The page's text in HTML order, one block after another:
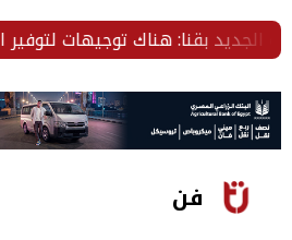
بقنا: هناك توجيهات لتوفير
فن